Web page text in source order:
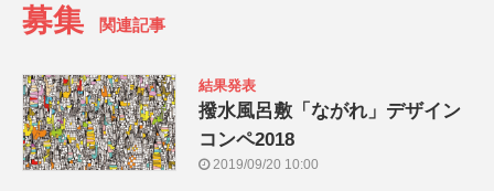
募集
関連記事
結果発表
撥水風呂敷「ながれ」デザイン
コンペ2018
2019/09/20 10:00